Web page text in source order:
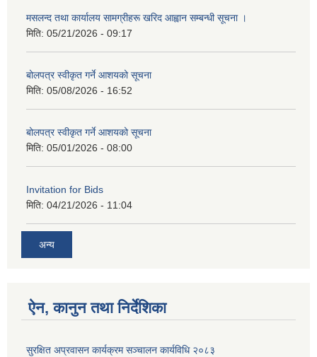
मसलन्द तथा कार्यालय सामग्रीहरू खरिद आह्वान सम्बन्धी सूचना ।
मिति: 05/21/2026 - 09:17
बोलपत्र स्वीकृत गर्ने आशयको सूचना
मिति: 05/08/2026 - 16:52
बोलपत्र स्वीकृत गर्ने आशयको सूचना
मिति: 05/01/2026 - 08:00
Invitation for Bids
मिति: 04/21/2026 - 11:04
अन्य
ऐन, कानुन तथा निर्देशिका
सुरक्षित अप्रवासन कार्यक्रम सञ्चालन कार्यविधि २०८३